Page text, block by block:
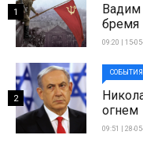
Вадим
бремя
09:20 | 15-
1
СОБЫТИЯ
огнем
09:51 | 28-
2